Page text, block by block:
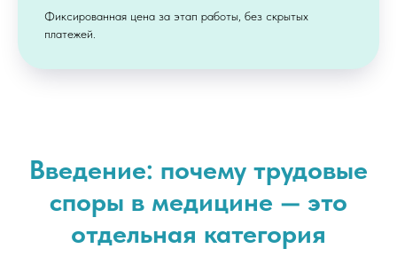
Фиксированная цена за этап работы, без скрытых
платежей.
Введение: почему трудовые
споры в медицине — это
отдельная категория